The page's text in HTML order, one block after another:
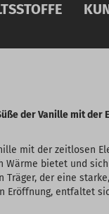
der Vanille mit der
mit der zeitlosen
bietet und
der eine
Eröffnung, entfaltet